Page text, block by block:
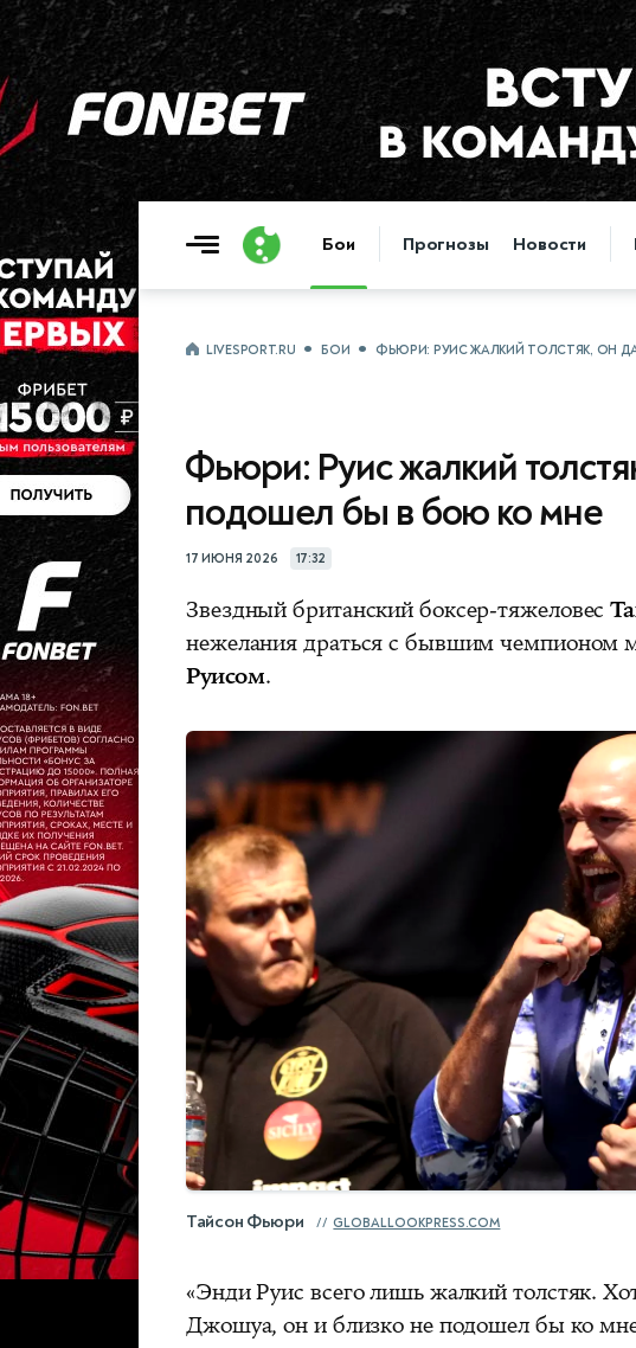
Бои Прогнозы Новости
LIVESPORT.RU БОИ ФЬЮРИ: РУИС ЖАЛКИЙ ТОЛСТЯК, ОН
Фьюри: Руис жалкий
подошел бы в бою ко мне
17 ИЮНЯ 2026 17:32
Звездный британский боксер-тяжеловес
нежелания драться с бывшим чемпионом
Руисом.
Тайсон Фьюри GLOBALLOOKPRESS.COM
«Энди Руис всего лишь жалкий толстяк.
Джошуа, он и близко не подошел бы ко